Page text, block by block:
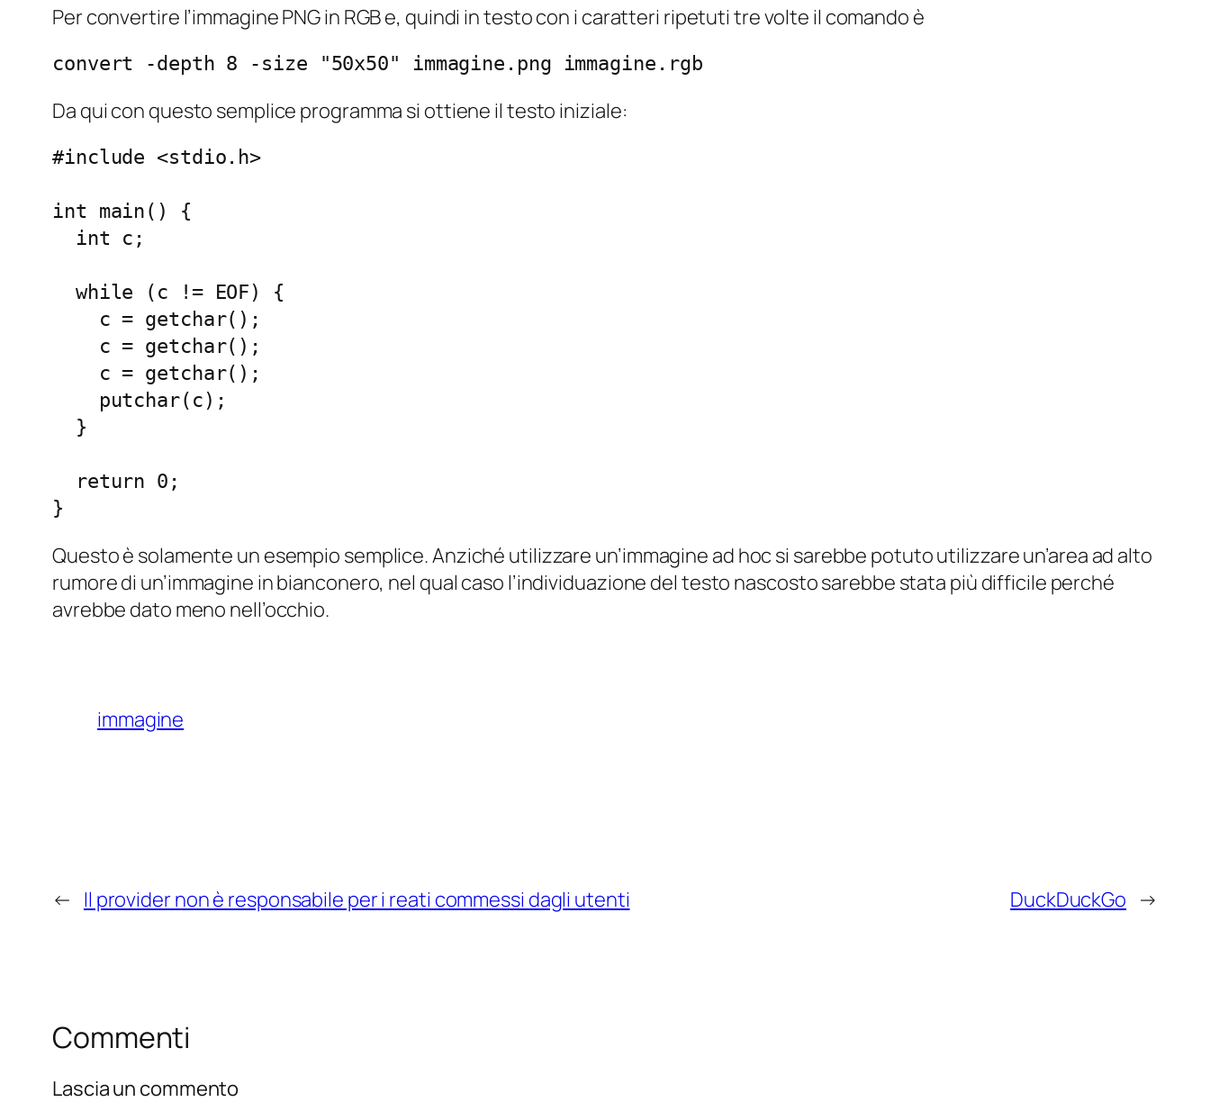
Per convertire l’immagine PNG in RGB e, quindi in testo con i caratteri ripetuti tre volte il comando è
convert -depth 8 -size "50x50" immagine.png immagine.rgb
Da qui con questo semplice programma si ottiene il testo iniziale:
#include <stdio.h>
int main() {
  int c;
  while (c != EOF) {
    c = getchar();
    c = getchar();
    c = getchar();
    putchar(c);
  }
  return 0;
}
Questo è solamente un esempio semplice. Anziché utilizzare un’immagine ad hoc si sarebbe potuto utilizzare un’area ad alto
rumore di un’immagine in bianconero, nel qual caso l’individuazione del testo nascosto sarebbe stata più difficile perché
avrebbe dato meno nell’occhio.
immagine
← Il provider non è responsabile per i reati commessi dagli utenti DuckDuckGo →
Commenti
Lascia un commento